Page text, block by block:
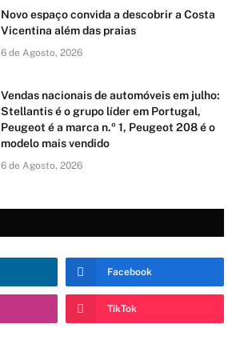
Novo espaço convida a descobrir a Costa
Vicentina além das praias
6 de Agosto, 2026
Vendas nacionais de automóveis em julho:
Stellantis é o grupo líder em Portugal,
Peugeot é a marca n.º 1, Peugeot 208 é o
modelo mais vendido
6 de Agosto, 2026
Facebook
TikTok